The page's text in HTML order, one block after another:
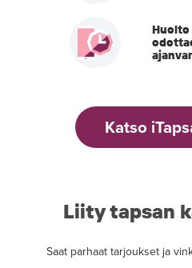
Huolto
Katso
Liity tapsan
Saat parhaat tarjoukset ja